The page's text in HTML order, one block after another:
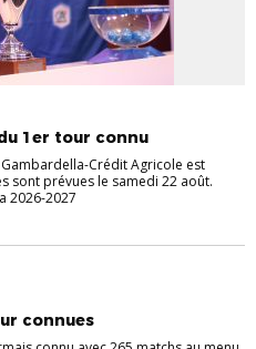
1er tour connu
Crédit Agricole est
sont prévues le samedi 22 août.
2026-2027
connues